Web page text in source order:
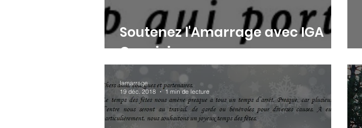
Soutenez l'Amarrage avec IGA
Convivio
lamarrage
19 déc. 2018
1 min de lecture